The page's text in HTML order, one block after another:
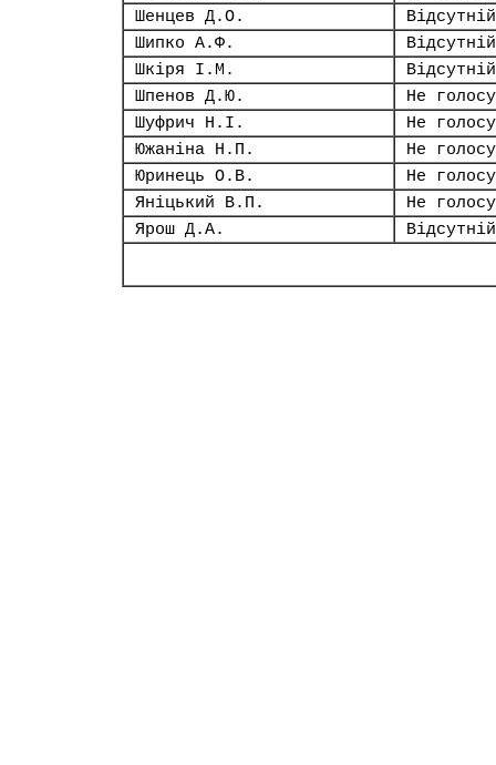
Шенцев Д.О.
Відсутній
Шипко А.Ф.
Відсутній
Шкіря І.М.
Відсутній
Шпенов Д.Ю.
Не
Шуфрич Н.І.
Не
Южаніна Н.П.
Не
Юринець О.В.
Не
Яніцький В.П.
Не
Ярош Д.А.
Відсутній